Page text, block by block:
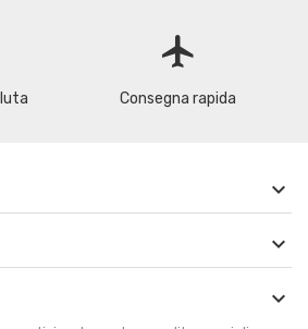
flight
Consegna rapida


